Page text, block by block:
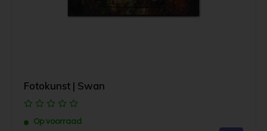
Fotokunst | Swan
Op voorraad